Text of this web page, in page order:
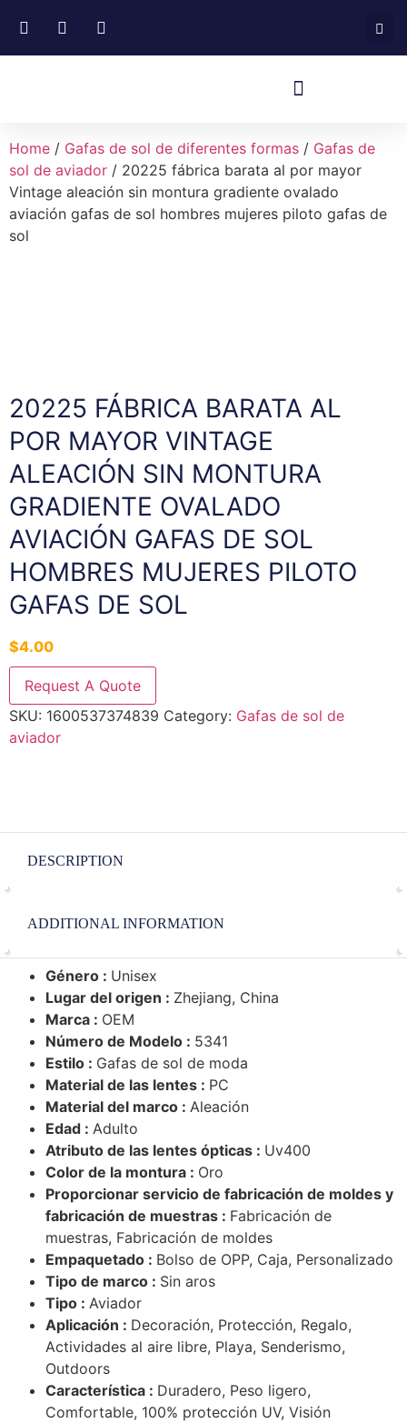
Home / Gafas de sol de diferentes formas / Gafas de
sol de aviador / 20225 fábrica barata al por mayor
Vintage aleación sin montura gradiente ovalado
aviación gafas de sol hombres mujeres piloto gafas de
sol
20225 FÁBRICA BARATA AL
POR MAYOR VINTAGE
ALEACIÓN SIN MONTURA
GRADIENTE OVALADO
AVIACIÓN GAFAS DE SOL
HOMBRES MUJERES PILOTO
GAFAS DE SOL
$4.00
Request A Quote
SKU: 1600537374839 Category: Gafas de sol de
aviador
DESCRIPTION
ADDITIONAL INFORMATION
Género : Unisex
Lugar del origen : Zhejiang, China
Marca : OEM
Número de Modelo : 5341
Estilo : Gafas de sol de moda
Material de las lentes : PC
Material del marco : Aleación
Edad : Adulto
Atributo de las lentes ópticas : Uv400
Color de la montura : Oro
Proporcionar servicio de fabricación de moldes y
fabricación de muestras : Fabricación de
muestras, Fabricación de moldes
Empaquetado : Bolso de OPP, Caja, Personalizado
Tipo de marco : Sin aros
Tipo : Aviador
Aplicación : Decoración, Protección, Regalo,
Actividades al aire libre, Playa, Senderismo,
Outdoors
Característica : Duradero, Peso ligero,
Comfortable, 100% protección UV, Visión